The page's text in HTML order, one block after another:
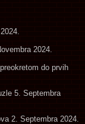
2024.
do prvih
5. Septembra
2. Septembra 2024.